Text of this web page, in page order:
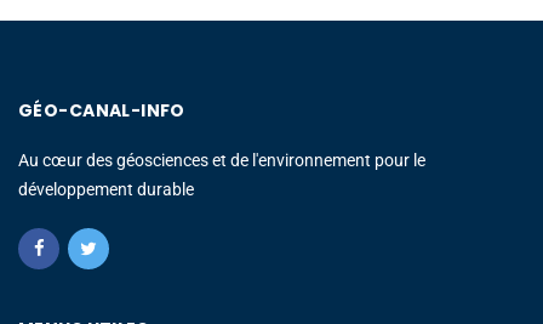
GÉO-CANAL-INFO
Au cœur des géosciences et de l'environnement pour le
développement durable